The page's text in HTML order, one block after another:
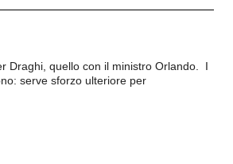
Draghi, quello con il ministro Orlando. I
serve sforzo ulteriore per